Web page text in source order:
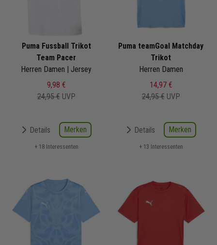
Puma Fussball Trikot
Team Pacer
Herren Damen | Jersey
9,98 €
24,95 € UVP
Details Merken
+ 18 Interessenten
Puma teamGoal Matchday
Trikot
Herren Damen
14,97 €
24,95 € UVP
Details Merken
+ 13 Interessenten